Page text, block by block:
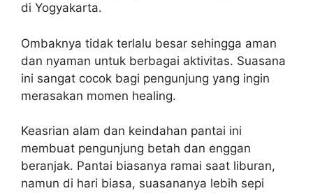
di Yogyakarta.
Ombaknya tidak terlalu besar sehingga aman
dan nyaman untuk berbagai aktivitas. Suasana
ini sangat cocok bagi pengunjung yang ingin
merasakan momen healing.
Keasrian alam dan keindahan pantai ini
membuat pengunjung betah dan enggan
beranjak. Pantai biasanya ramai saat liburan,
namun di hari biasa, suasananya lebih sepi